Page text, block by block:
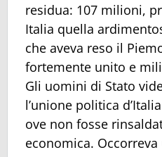
residua: 107 milioni,
Italia quella
che aveva reso il
fortemente unito e
Gli uomini di Stato
l’unione politica
ove non fosse
economica.